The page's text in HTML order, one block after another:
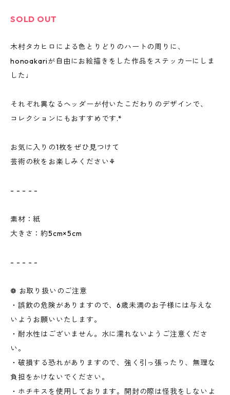
SOLD OUT
木村タカヒロによる色とりどりのハートの周りに、
honoakariが自由にお絵描きをした作品をステッカーにしま
した♩
それぞれ異なるヘッダーが付いたこだわりのデザインで、
コレクションにもおすすめです.*
お気に入りの1枚をぜひ見つけて
芸術の秋をお楽しみください⚘
- - - - -
素材：紙
大きさ：約5cm×5cm
- - - - -
❁ お取り扱いのご注意
・誤飲の危険がありますので、6歳未満のお子様には与えな
いようお願いいたします。
・耐水性はございません。水に濡れないようご注意くださ
い。
・破損する恐れがありますので、強く引っ張ったり、無理な
負担をかけないでください。
・ホチキスを使用しております。開封の際は怪我をしないよ